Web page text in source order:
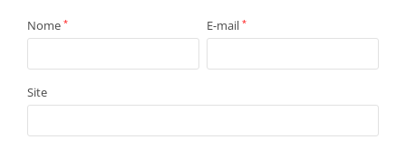
Nome * E-mail *
Site